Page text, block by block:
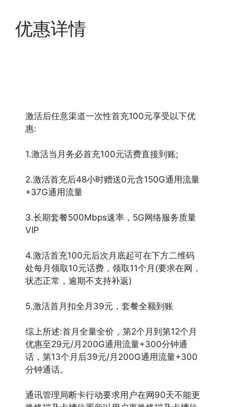
优惠详情
激活后任意渠道一次性首充100元享受以下优
惠:
1.激活当月务必首充100元话费直接到账;
2.激活首充后48小时赠送0元含150G通用流量
+37G通用流量
3.长期套餐500Mbps速率，5G网络服务质量
VIP
4.激活首充100元后次月底起可在下方二维码
处每月领取10元话费，领取11个月(要求在网，
状态正常，逾期不支持补返)
5.激活首月扣全月39元，套餐全额到账
综上所述:首月全量全价，第2个月到第12个月
优惠至29元/月200G通用流量+300分钟通
话，第13个月后39元/月200G通用流量+300
分钟通话。
通讯管理局断卡行动要求用户在网90天不能更